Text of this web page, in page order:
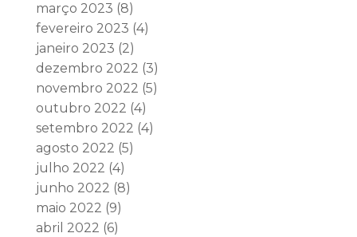
março 2023 (8)
fevereiro 2023 (4)
janeiro 2023 (2)
dezembro 2022 (3)
novembro 2022 (5)
outubro 2022 (4)
setembro 2022 (4)
agosto 2022 (5)
julho 2022 (4)
junho 2022 (8)
maio 2022 (9)
abril 2022 (6)